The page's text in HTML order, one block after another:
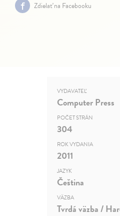
Zdielať na Facebooku
VYDAVATEĽ
Computer Press
POČET STRÁN
304
ROK VYDANIA
2011
JAZYK
Čeština
VÄZBA
Tvrdá väzba /